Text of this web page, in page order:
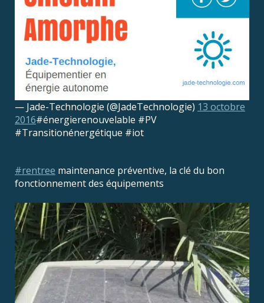
— Jade-Technologie (@JadeTechnologie) 13 octobre
2016#énergierenouvelable #PV
#Transitionénergétique #iot
#rentree maintenance préventive, la clé du bon
fonctionnement des équipements